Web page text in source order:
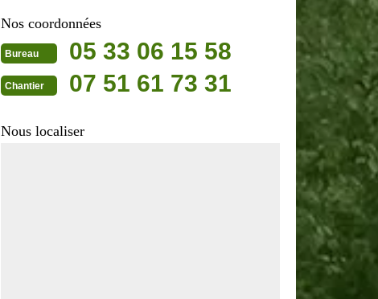
Nos coordonnées
Bureau 05 33 06 15 58
Chantier 07 51 61 73 31
Nous localiser